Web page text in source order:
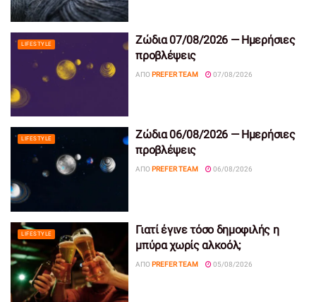
LIFESTYLE
Ζώδια 07/08/2026 — Ημερήσιες
προβλέψεις
ΑΠΌ PREFER TEAM 07/08/2026
LIFESTYLE
Ζώδια 06/08/2026 — Ημερήσιες
προβλέψεις
ΑΠΌ PREFER TEAM 06/08/2026
LIFESTYLE
Γιατί έγινε τόσο δημοφιλής η
μπύρα χωρίς αλκοόλ;
ΑΠΌ PREFER TEAM 05/08/2026